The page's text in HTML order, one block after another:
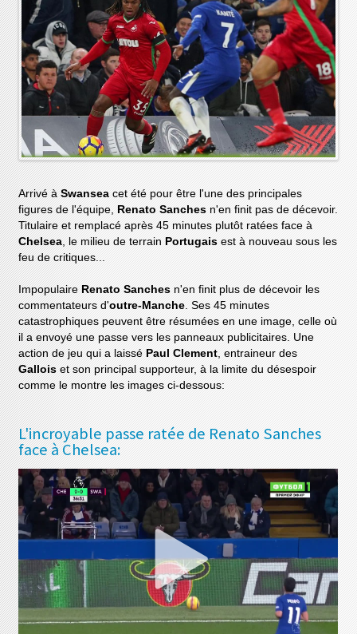
Arrivé àSwanseacet été pour être l'une des principales
figures de l'équipe, Renato Sanches n'en finit pas de décevoir.
Titulaire et remplacé après 45 minutes plutôt ratées face à
Chelsea, le milieu de terrain Portugaisest à nouveau sous les
feu de critiques...
Impopulaire Renato Sanches n'en finit plus de décevoir les
commentateurs d'outre-Manche. Ses 45 minutes
catastrophiques peuvent être résumées en une image, celle où
il a envoyé une passe vers les panneaux publicitaires. Une
action de jeu qui a laissé Paul Clement, entraineur des
Galloiset son principal supporteur, à la limite du désespoir
comme le montre les images ci-dessous:
L'incroyable passe ratée de Renato Sanches
face à Chelsea: